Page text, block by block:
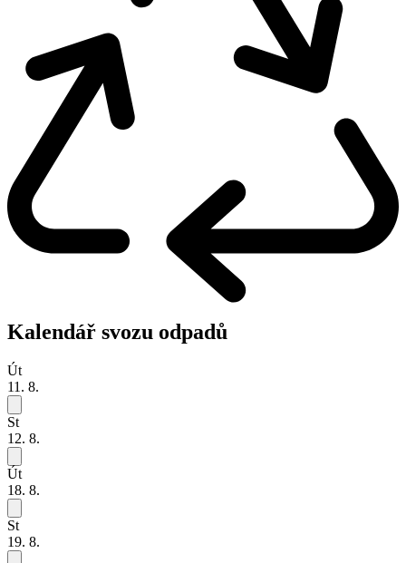
Kalendář svozu odpadů
Út
11. 8.
St
12. 8.
Út
18. 8.
St
19. 8.